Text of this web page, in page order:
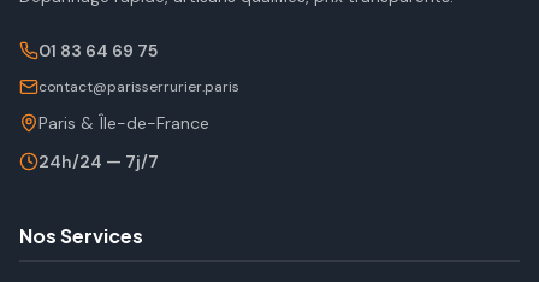
01 83 64 69 75
contact@parisserrurier.paris
Paris & Île-de-France
24h/24 — 7j/7
Nos Services